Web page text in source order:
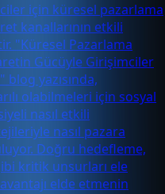
için küresel pazarlama
kanallarının etkili
"Küresel Pazarlama
Gücüyle Girişimciler
yazısında,
olabilmeleri için sosyal
nasıl etkili
nasıl pazara
Doğru hedefleme,
kritik unsurları ele
elde etmenin